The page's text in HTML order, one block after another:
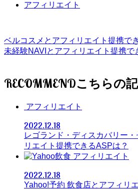
アフィリエイト
ベルコスメとアフィリエイト提携で
未経験NAVIとアフィリエイト提携で
RECOMMEND
アフィリエイト
2022.12.18
レゴランド・ディスカバリー
リエイト提携できるASPは？
アフィリエイト
2022.12.18
Yahoo!予約 飲食店とアフィリ